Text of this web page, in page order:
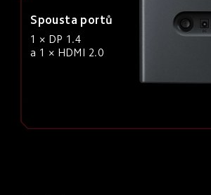
Spousta portů
1 × DP 1.4
a 1 × HDMI 2.0